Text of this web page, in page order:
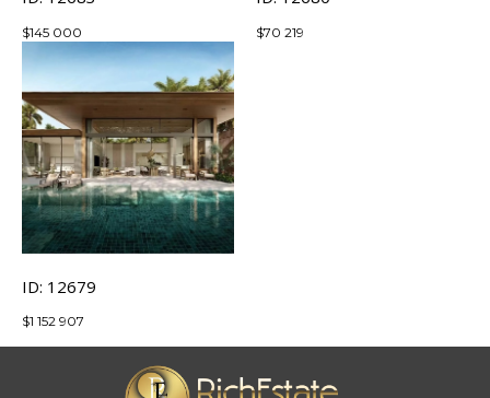
$145 000 $70 219
ID: 12679
$1 152 907